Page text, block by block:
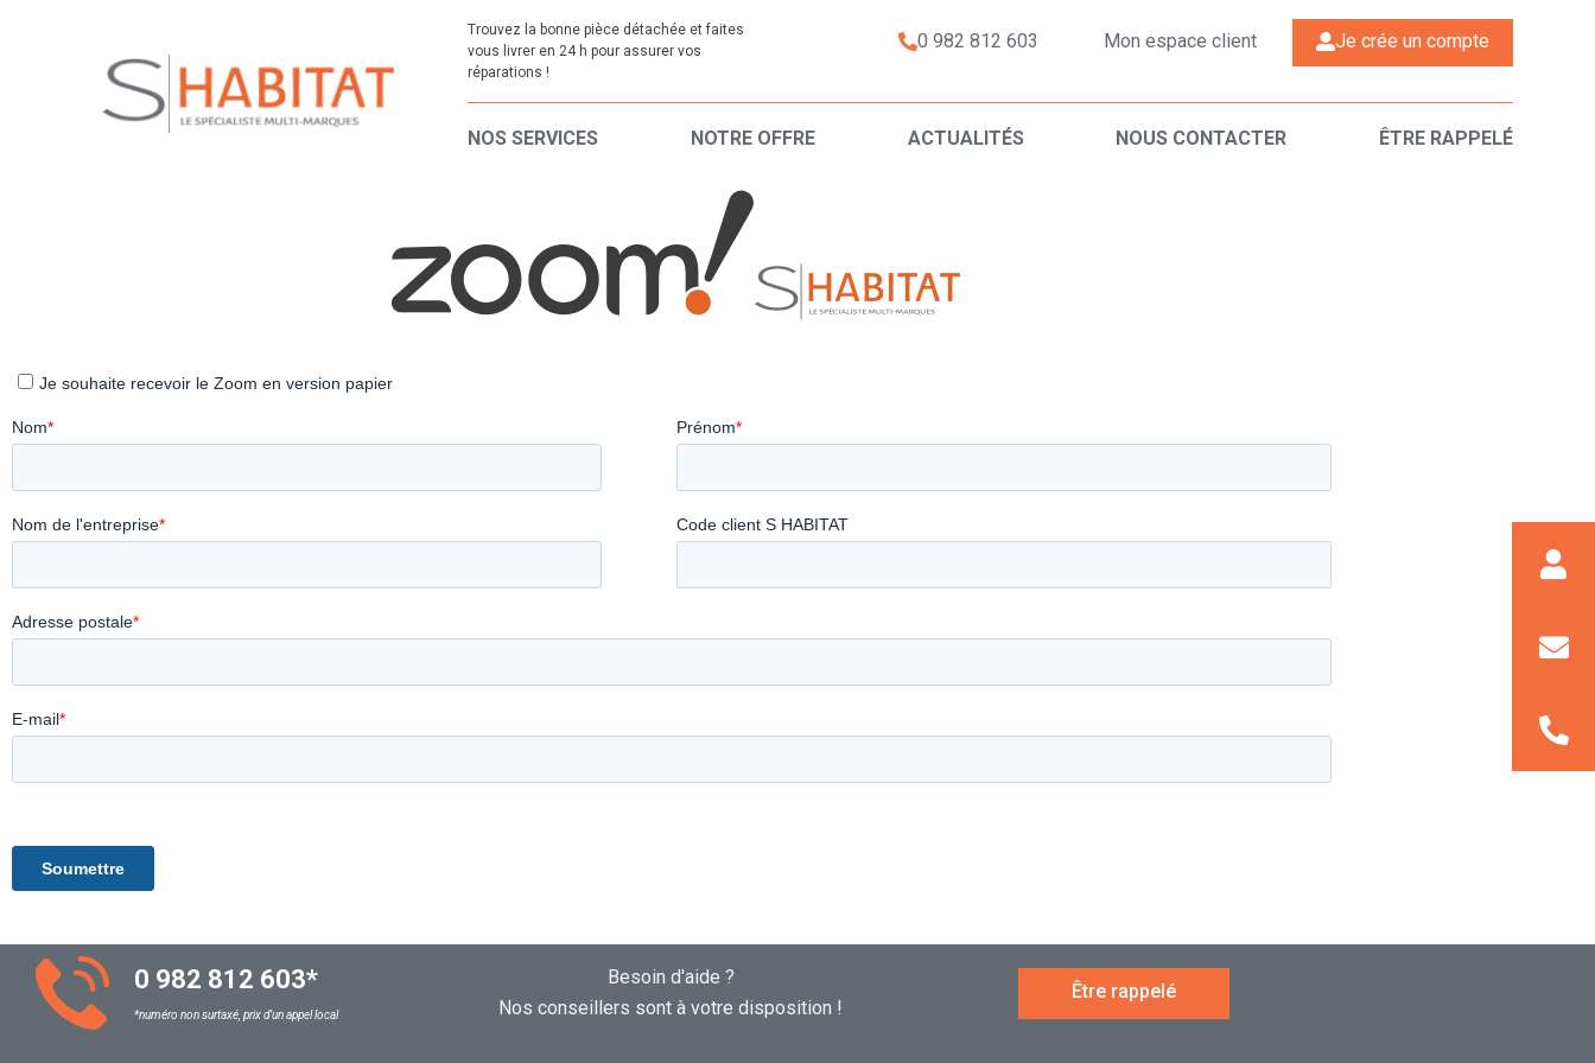
Trouvez la bonne pièce détachée et faites
vous livrer en 24 h pour assurer vos
réparations !
0 982 812 603 Mon espace client Je crée un compte
NOS SERVICES NOTRE OFFRE ACTUALITÉS NOUS CONTACTER ÊTRE RAPPELÉ
0 982 812 603*
*numéro non surtaxé, prix d’un appel local
Besoin d'aide ?
Nos conseillers sont à votre disposition !
Être rappelé